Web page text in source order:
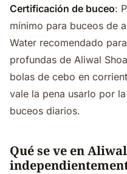
Certificación de buceo:
mínimo para buceos de
Water recomendado
profundas de Aliwal
bolas de cebo en
vale la pena usarlo por
buceos diarios.
Qué se ve en